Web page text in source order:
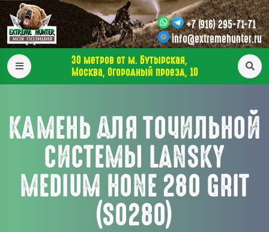
+7 (916) 295-71-71
info@extremehunter.ru
30 метров от м. Бутырская,
Москва, Огородный проезд, 10
КАМЕНЬ ДЛЯ ТОЧИЛЬНОЙ
СИСТЕМЫ LANSKY
MEDIUM HONE 280 GRIT
(S0280)